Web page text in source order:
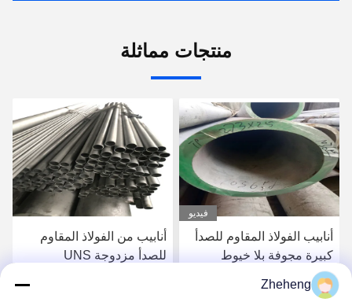
منتجات مماثلة
فيديو
أنابيب الفولاذ المقاوم للصدأ
كبيرة مجوفة بلا خيوط
أنابيب من الفولاذ المقاوم
للصدأ مزدوجة UNS
Zheheng